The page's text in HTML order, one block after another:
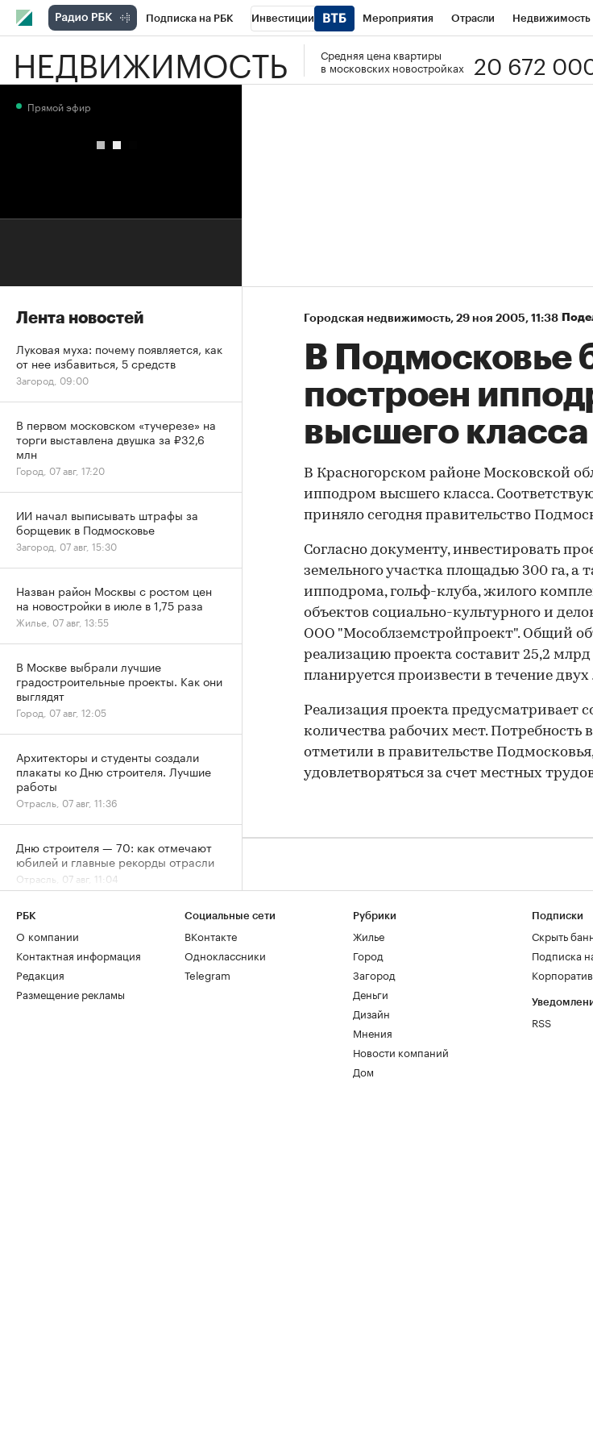
Подписка на РБК Инвестиции Мероприятия Отрасли Недвижимость
РБК Вино Спорт Школа управления РБК РБК Образование
НЕДВИЖИМОСТЬ
Средняя цена квартиры
в московских новостройках
20 672
Городская недвижимость⁠, 29 ноя 2005, 11:38
В Подмосковье
построен
высшего класса
В Красногорском районе Московской
ипподром высшего класса.
приняло сегодня правительство
Согласно документу, инвестировать
земельного участка площадью 300 га, а
ипподрома, гольф-клуба, жилого
объектов социально-культурного и
ООО "Мособлземстройпроект". Общий
реализацию проекта составит 25,2 млрд
планируется произвести в течение двух
Реализация проекта предусматривает
количества рабочих мест. Потребность
отметили в правительстве
удовлетворяться за счет местных
Прямой эфир
Лента новостей
Луковая муха: почему появляется, как
от нее избавиться, 5 средств
Загород, 09:00
В первом московском «тучерезе» на
торги выставлена двушка за ₽32,6
млн
Город, 07 авг, 17:20
ИИ начал выписывать штрафы за
борщевик в Подмосковье
Загород, 07 авг, 15:30
Назван район Москвы с ростом цен
на новостройки в июле в 1,75 раза
Жилье, 07 авг, 13:55
В Москве выбрали лучшие
градостроительные проекты. Как они
выглядят
Город, 07 авг, 12:05
Архитекторы и студенты создали
плакаты ко Дню строителя. Лучшие
работы
Отрасль, 07 авг, 11:36
Дню строителя — 70: как отмечают
юбилей и главные рекорды отрасли
Отрасль, 07 авг, 11:04
Рост цен на жилье в июле охватил все
округа Москвы
Жилье, 07 авг, 09:34
Эксперты объяснили, почему жилье
РБК
О компании
Контактная информация
Редакция
Размещение рекламы
Социальные сети
ВКонтакте
Одноклассники
Telegram
Рубрики
Жилье
Город
Загород
Деньги
Дизайн
Мнения
Новости компаний
Дом
Подписки
Скрыть
Подписка
RSS